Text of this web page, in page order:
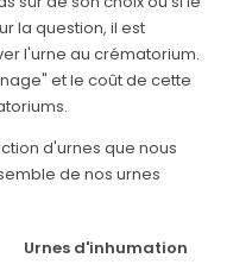
la question, il est
l'urne au crématorium.
et le coût de cette
d'urnes que nous
de nos urnes
Urnes d'inhumation